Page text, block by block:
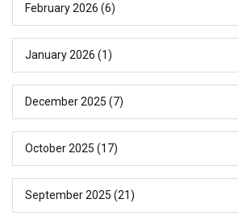
February 2026 (6)
January 2026 (1)
December 2025 (7)
October 2025 (17)
September 2025 (21)